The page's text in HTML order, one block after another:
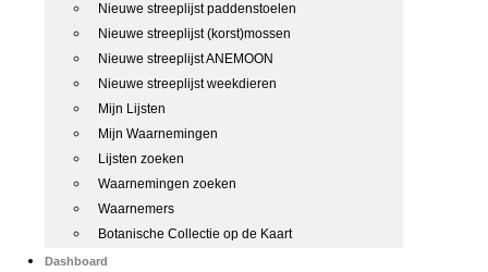
Nieuwe streeplijst paddenstoelen
Nieuwe streeplijst (korst)mossen
Nieuwe streeplijst ANEMOON
Nieuwe streeplijst weekdieren
Mijn Lijsten
Mijn Waarnemingen
Lijsten zoeken
Waarnemingen zoeken
Waarnemers
Botanische Collectie op de Kaart
Dashboard